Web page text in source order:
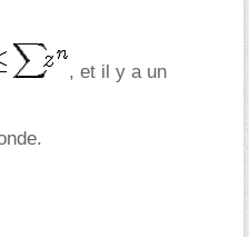
, et il y a un